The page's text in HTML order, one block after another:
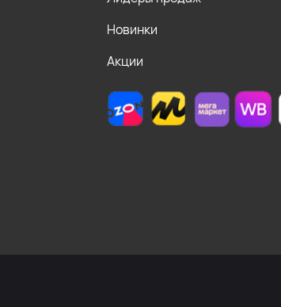
Новинки
Акции